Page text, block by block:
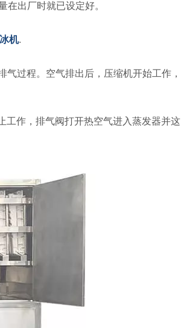
出厂时就已设定好。
机.
气过程。空气排出后，压缩机开始工作，
工作，排气阀打开热空气进入蒸发器并这